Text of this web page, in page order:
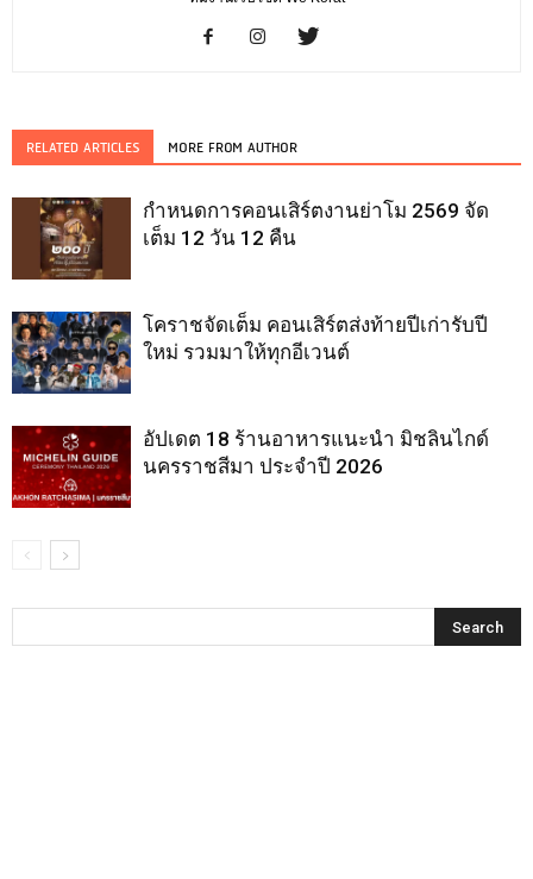
RELATED ARTICLES MORE FROM AUTHOR
กำหนดการคอนเสิร์ตงานย่าโม 2569 จัด
เต็ม 12 วัน 12 คืน
โคราชจัดเต็ม คอนเสิร์ตส่งท้ายปีเก่ารับปี
ใหม่ รวมมาให้ทุกอีเวนต์
อัปเดต 18 ร้านอาหารแนะนำ มิชลินไกด์
นครราชสีมา ประจำปี 2026